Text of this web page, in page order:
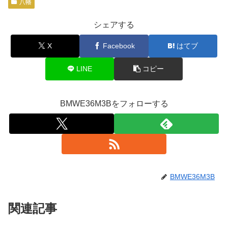
八幡
シェアする
X Facebook はてブ
LINE コピー
BMWE36M3Bをフォローする
BMWE36M3B
関連記事